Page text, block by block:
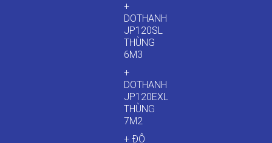
+
DOTHANH
JP120SL
THÙNG
6M3
+
DOTHANH
JP120EXL
THÙNG
7M2
+ ĐÔ